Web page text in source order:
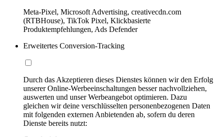
Meta-Pixel, Microsoft Advertising, creativecdn.com
(RTBHouse), TikTok Pixel, Klickbasierte
Produktempfehlungen, Ads Defender
Erweitertes Conversion-Tracking
Durch das Akzeptieren dieses Dienstes können wir den Erfolg
unserer Online-Werbeeinschaltungen besser nachvollziehen,
auswerten und unser Werbeangebot optimieren. Dazu
gleichen wir deine verschlüsselten personenbezogenen Daten
mit folgenden externen Anbietenden ab, sofern du deren
Dienste bereits nutzt: